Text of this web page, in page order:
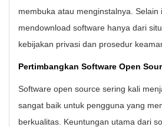
membuka atau menginstalnya. Selain
mendownload software hanya dari
kebijakan privasi dan prosedur
Pertimbangkan Software Open
Software open source sering kali
sangat baik untuk pengguna yang
berkualitas. Keuntungan utama dari